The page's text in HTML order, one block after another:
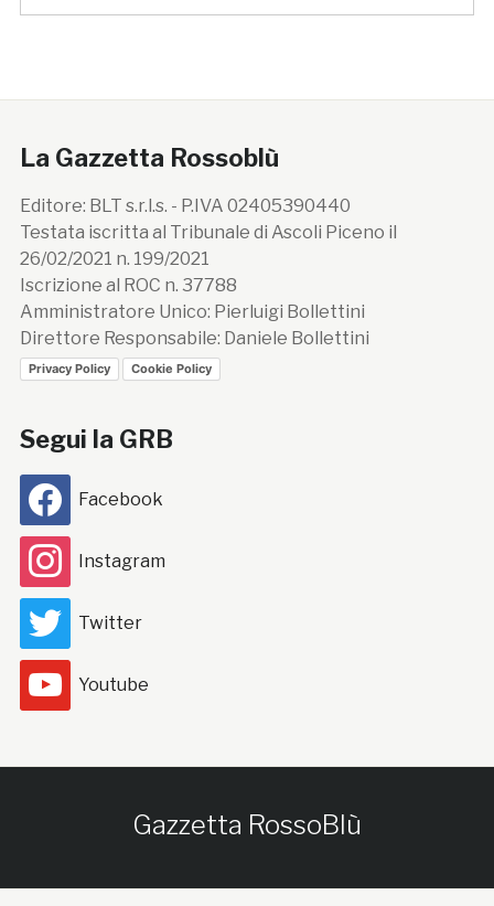
La Gazzetta Rossoblù
Editore: BLT s.r.l.s. - P.IVA 02405390440
Testata iscritta al Tribunale di Ascoli Piceno il
26/02/2021 n. 199/2021
Iscrizione al ROC n. 37788
Amministratore Unico: Pierluigi Bollettini
Direttore Responsabile: Daniele Bollettini
Privacy Policy Cookie Policy
Segui la GRB
Facebook
Instagram
Twitter
Youtube
Gazzetta RossoBlù